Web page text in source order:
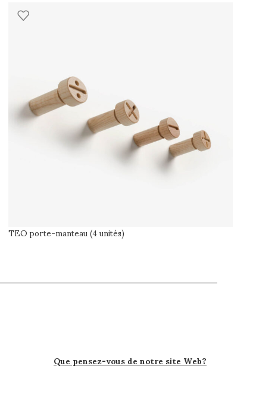
TEO porte-manteau (4 unités)
Que pensez-vous de notre site Web?